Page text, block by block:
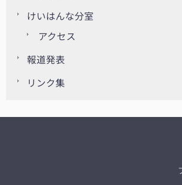
けいはんな分室
アクセス
報道発表
リンク集